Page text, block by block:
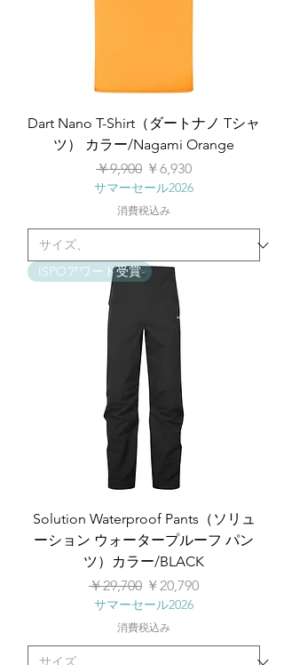
Dart Nano T-Shirt（ダートナノ Tシャ
ツ） カラー/Nagami Orange
通常価格
￥9,900 セール価格
￥6,930
サマーセール2026
消費税込み
ISPOアワード受賞
Solution Waterproof Pants（ソリュ
ーション ウォータープルーフ パン
ツ）カラー/BLACK
通常価格
￥29,700 セール価格
￥20,790
サマーセール2026
消費税込み